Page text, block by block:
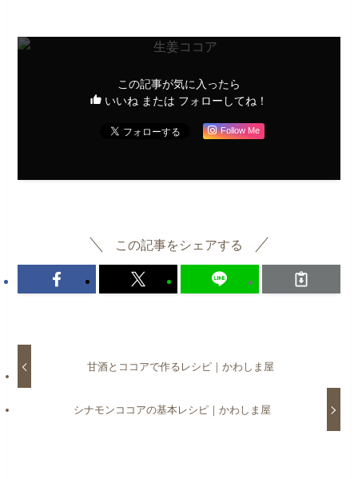
この記事が気に入ったら
いいね または フォローしてね！
Follow Me
この記事をシェアする
甘酒とココアで作るレシピ｜かわしま屋
シナモンココアの基本レシピ｜かわしま屋